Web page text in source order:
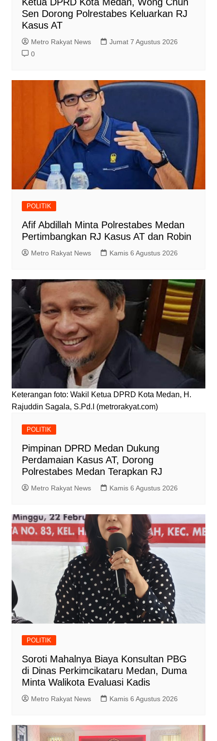
Sen Dorong Polrestabes Keluarkan RJ
Kasus AT
Metro Rakyat News
Jumat 7 Agustus 2026
0
POLITIK
Afif Abdillah Minta Polrestabes Medan
Pertimbangkan RJ Kasus AT dan Robin
Metro Rakyat News Kamis 6 Agustus 2026
Keterangan foto: Wakil Ketua DPRD Kota Medan, H.
Rajuddin Sagala, S.Pd.I (metrorakyat.com)
POLITIK
Pimpinan DPRD Medan Dukung
Perdamaian Kasus AT, Dorong
Polrestabes Medan Terapkan RJ
Metro Rakyat News Kamis 6 Agustus 2026
POLITIK
Soroti Mahalnya Biaya Konsultan PBG
di Dinas Perkimcikataru Medan, Duma
Minta Walikota Evaluasi Kadis
Metro Rakyat News Kamis 6 Agustus 2026